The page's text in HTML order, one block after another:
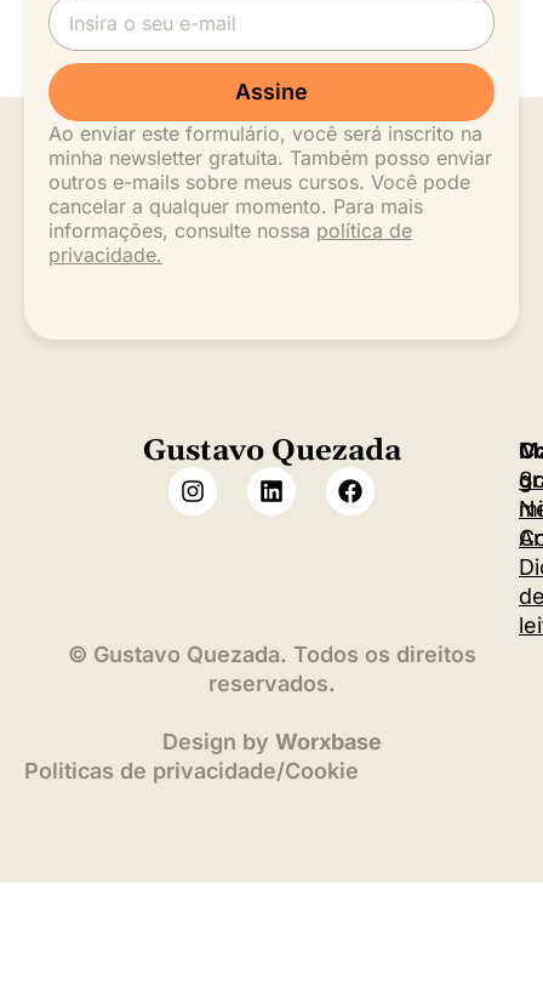
Assine
Ao enviar este formulário, você será inscrito na
minha newsletter gratuita. Também posso enviar
outros e-mails sobre meus cursos. Você pode
cancelar a qualquer momento. Para mais
informações, consulte nossa política de
privacidade.
Gustavo Quezada
© Gustavo Quezada. Todos os direitos
reservados.
Design by Worxbase
Politicas de privacidade/Cookie